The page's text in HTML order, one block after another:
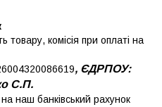
товару, комісія при оплаті на
, ЄДРПОУ:
С.П.
наш банківський рахунок